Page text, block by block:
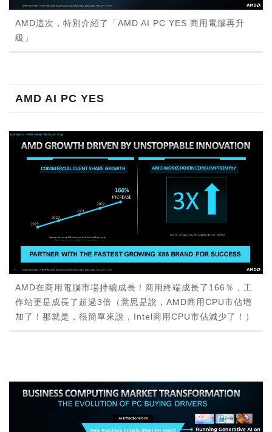
AMD這次，特別介紹了「AMD AI PC YES 商用電腦再升
級」
AMD AI PC YES
AMD在商用電腦市場持續成長！商用終端成長了166％，工
作站更是成長了超過3倍（意思是說，AMD商用CPU市佔增
加了！那就是，很簡單來說，Intel商用CPU市佔減少了！）